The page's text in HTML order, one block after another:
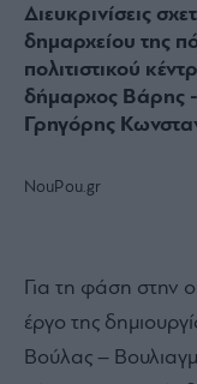
Διευκρινίσεις
δημαρχείου της
πολιτιστικού
δήμαρχος Βάρης
Γρηγόρης
NouPou.gr
Για τη φάση στην
έργο της
Βούλας –